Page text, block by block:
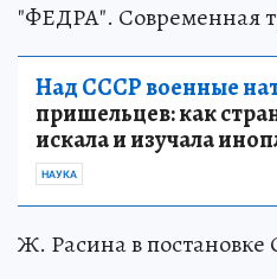
"ФЕДРА". Современная
Над СССР военные
пришельцев: как
искала и изучала
НАУКА
Ж. Расина в постановке